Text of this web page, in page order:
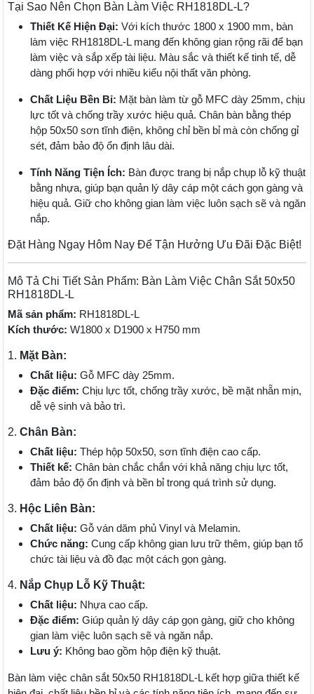
Tại Sao Nên Chọn Bàn Làm Việc RH1818DL-L?
Thiết Kế Hiện Đại: Với kích thước 1800 x 1900 mm, bàn
làm việc RH1818DL-L mang đến không gian rộng rãi để bạn
làm việc và sắp xếp tài liệu. Màu sắc và thiết kế tinh tế, dễ
dàng phối hợp với nhiều kiểu nội thất văn phòng.
Chất Liệu Bền Bỉ: Mặt bàn làm từ gỗ MFC dày 25mm, chịu
lực tốt và chống trầy xước hiệu quả. Chân bàn bằng thép
hộp 50x50 sơn tĩnh điện, không chỉ bền bỉ mà còn chống gỉ
sét, đảm bảo độ ổn định lâu dài.
Tính Năng Tiện Ích: Bàn được trang bị nắp chụp lỗ kỹ thuật
bằng nhựa, giúp bạn quản lý dây cáp một cách gọn gàng và
hiệu quả. Giữ cho không gian làm việc luôn sạch sẽ và ngăn
nắp.
Đặt Hàng Ngay Hôm Nay Để Tận Hưởng Ưu Đãi Đặc Biệt!
Mô Tả Chi Tiết Sản Phẩm: Bàn Làm Việc Chân Sắt 50x50
RH1818DL-L
Mã sản phẩm: RH1818DL-L
Kích thước: W1800 x D1900 x H750 mm
1. Mặt Bàn:
Chất liệu: Gỗ MFC dày 25mm.
Đặc điểm: Chịu lực tốt, chống trầy xước, bề mặt nhẵn mịn,
dễ vệ sinh và bảo trì.
2. Chân Bàn:
Chất liệu: Thép hộp 50x50, sơn tĩnh điện cao cấp.
Thiết kế: Chân bàn chắc chắn với khả năng chịu lực tốt,
đảm bảo độ ổn định và bền bỉ trong quá trình sử dụng.
3. Hộc Liên Bàn:
Chất liệu: Gỗ ván dăm phủ Vinyl và Melamin.
Chức năng: Cung cấp không gian lưu trữ thêm, giúp bạn tổ
chức tài liệu và đồ đạc một cách gọn gàng.
4. Nắp Chụp Lỗ Kỹ Thuật:
Chất liệu: Nhựa cao cấp.
Đặc điểm: Giúp quản lý dây cáp gọn gàng, giữ cho không
gian làm việc luôn sạch sẽ và ngăn nắp.
Lưu ý: Không bao gồm hộp điện kỹ thuật.
Bàn làm việc chân sắt 50x50 RH1818DL-L kết hợp giữa thiết kế